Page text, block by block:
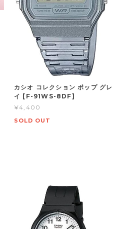
カシオ コレクション ポップ グレ
イ [F-91WS-8DF]
¥4,400
SOLD OUT